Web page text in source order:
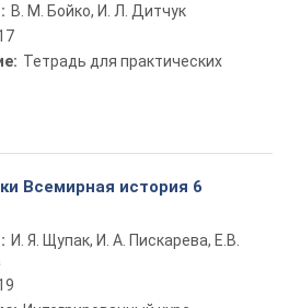
В. М. Бойко, И. Л. Дитчук
Тетрадь для практических
Всемирная история 6
И. Я. Щупак, И. А. Пискарева, Е.В.